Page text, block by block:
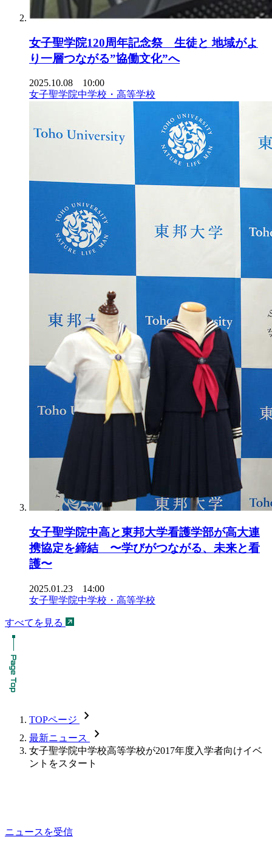
女子聖学院120周年記念祭 生徒と 地域がよ
り一層つながる”協働文化”へ
2025.10.08 10:00
女子聖学院中学校・高等学校
女子聖学院中高と東邦大学看護学部が高大連
携協定を締結 〜学びがつながる、未来と看
護〜
2025.01.23 14:00
女子聖学院中学校・高等学校
すべてを見る
TOPページ chevron_forward
最新ニュース chevron_forward
女子聖学院中学校高等学校が2017年度入学者向けイベ
ントをスタート
ニュースを受信